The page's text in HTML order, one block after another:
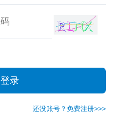
登录
还没账号？免费注册>>>